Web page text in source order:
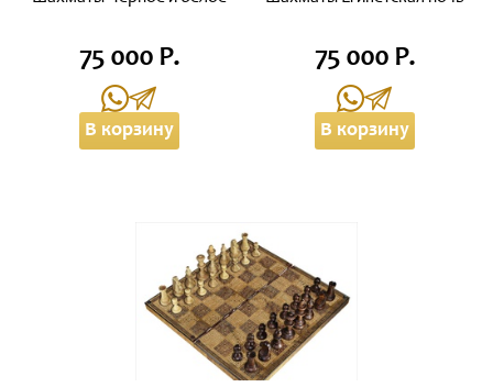
75 000 Р.
В корзину
75 000 Р.
В корзину